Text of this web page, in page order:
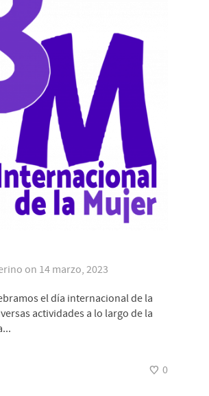
on 14 marzo, 2023
el día internacional de la
actividades a lo largo de la
0